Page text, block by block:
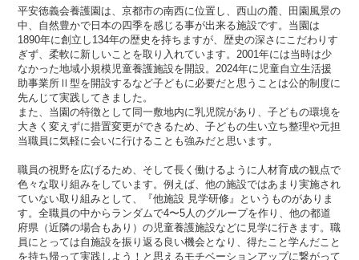
平安徳義会養護園は、京都市の南西に位置し、西山の麓、田園風景の
中、自然豊かで日本の四季を感じる事が出来る施設です。当園は
1890年に創立し134年の歴史を持ちますが、歴史の深さにこだわりす
ぎず、柔軟に新しいことを取り入れています。2001年には当時は少
なかった地域小規模児童養護施設を開設。2024年に児童自立生活援
助事業所Ⅱ型を開設するなど子どもに必要だと思うことは公的制度に
先んじて実践してきました。
また、当園の特徴として同一敷地内に乳児院があり、子どもの環境を
大きく変えずに措置変更ができるため、子どもの生い立ち整理や元担
当職員に気軽に会いに行けることも強みだと思います。
職員の視野を広げるため、そして長く働けるように人材育成の観点で
色々な取り組みをしています。例えば、他の施設ではあまり実施され
ていない取り組みとして、『他施設 見学研修』というものがありま
す。全職員の中からランダムで4〜5人のグループを作り、他の都道
府県（近隣の場合もあり）の児童養護施設などに見学に行きます。職
員にとっては自施設を振り返る良い機会となり、得たこと学んだこと
を持ち帰って実践しよう！と思えるモチベーションアップに繋がって